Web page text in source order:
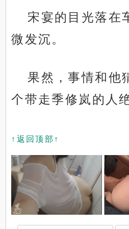
宋宴的目光落在
微发沉。
果然，事情和他
个带走季修岚的人
↑返回顶部↑